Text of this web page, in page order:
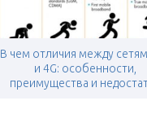
В чем отличия между
и 4G: особенности,
преимущества и